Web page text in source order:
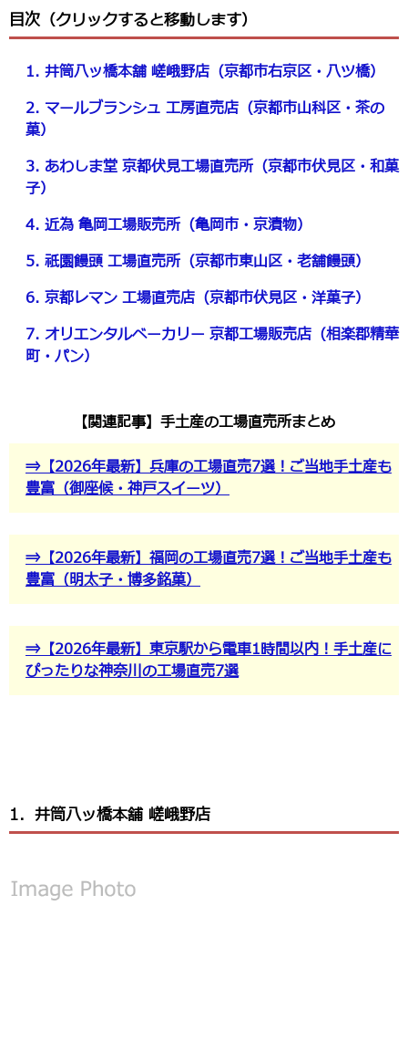
目次（クリックすると移動します）
1. 井筒八ッ橋本舗 嵯峨野店（京都市右京区・八ツ橋）
2. マールブランシュ 工房直売店（京都市山科区・茶の
菓）
3. あわしま堂 京都伏見工場直売所（京都市伏見区・和菓
子）
4. 近為 亀岡工場販売所（亀岡市・京漬物）
5. 祇園饅頭 工場直売所（京都市東山区・老舗饅頭）
6. 京都レマン 工場直売店（京都市伏見区・洋菓子）
7. オリエンタルベーカリー 京都工場販売店（相楽郡精華
町・パン）
【関連記事】手土産の工場直売所まとめ
⇒【2026年最新】兵庫の工場直売7選！ご当地手土産も
豊富（御座候・神戸スイーツ）
⇒【2026年最新】福岡の工場直売7選！ご当地手土産も
豊富（明太子・博多銘菓）
⇒【2026年最新】東京駅から電車1時間以内！手土産に
ぴったりな神奈川の工場直売7選
1．井筒八ッ橋本舗 嵯峨野店